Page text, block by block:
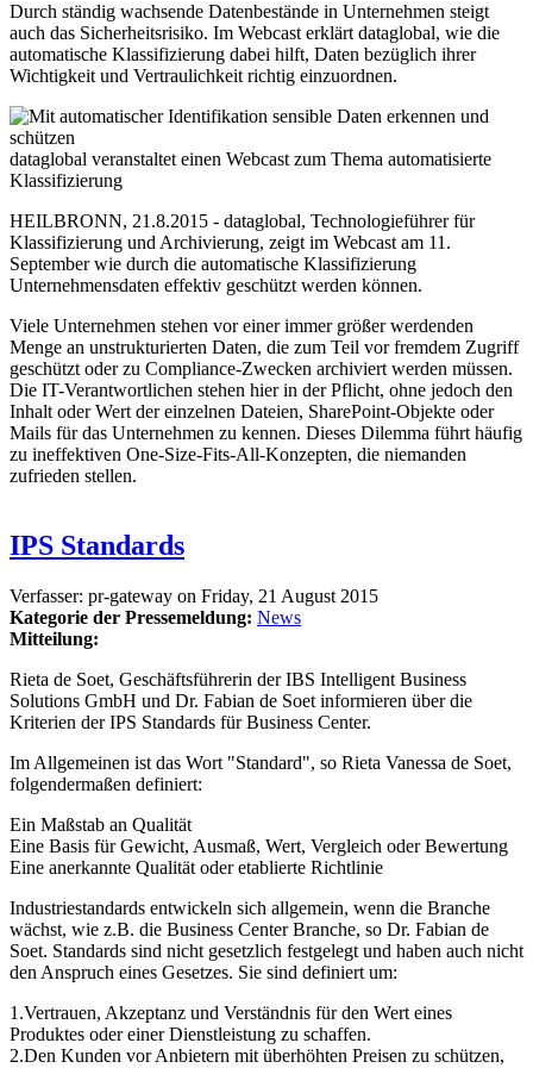
Durch ständig wachsende Datenbestände in Unternehmen steigt
auch das Sicherheitsrisiko. Im Webcast erklärt dataglobal, wie die
automatische Klassifizierung dabei hilft, Daten bezüglich ihrer
Wichtigkeit und Vertraulichkeit richtig einzuordnen.
dataglobal veranstaltet einen Webcast zum Thema automatisierte
Klassifizierung
HEILBRONN, 21.8.2015 - dataglobal, Technologieführer für
Klassifizierung und Archivierung, zeigt im Webcast am 11.
September wie durch die automatische Klassifizierung
Unternehmensdaten effektiv geschützt werden können.
Viele Unternehmen stehen vor einer immer größer werdenden
Menge an unstrukturierten Daten, die zum Teil vor fremdem Zugriff
geschützt oder zu Compliance-Zwecken archiviert werden müssen.
Die IT-Verantwortlichen stehen hier in der Pflicht, ohne jedoch den
Inhalt oder Wert der einzelnen Dateien, SharePoint-Objekte oder
Mails für das Unternehmen zu kennen. Dieses Dilemma führt häufig
zu ineffektiven One-Size-Fits-All-Konzepten, die niemanden
zufrieden stellen.
IPS Standards
Verfasser: pr-gateway on Friday, 21 August 2015
Kategorie der Pressemeldung: News
Mitteilung:
Rieta de Soet, Geschäftsführerin der IBS Intelligent Business
Solutions GmbH und Dr. Fabian de Soet informieren über die
Kriterien der IPS Standards für Business Center.
Im Allgemeinen ist das Wort "Standard", so Rieta Vanessa de Soet,
folgendermaßen definiert:
Ein Maßstab an Qualität
Eine Basis für Gewicht, Ausmaß, Wert, Vergleich oder Bewertung
Eine anerkannte Qualität oder etablierte Richtlinie
Industriestandards entwickeln sich allgemein, wenn die Branche
wächst, wie z.B. die Business Center Branche, so Dr. Fabian de
Soet. Standards sind nicht gesetzlich festgelegt und haben auch nicht
den Anspruch eines Gesetzes. Sie sind definiert um:
1.Vertrauen, Akzeptanz und Verständnis für den Wert eines
Produktes oder einer Dienstleistung zu schaffen.
2.Den Kunden vor Anbietern mit überhöhten Preisen zu schützen,